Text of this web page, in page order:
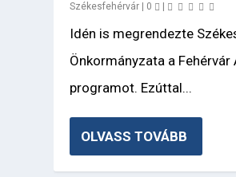
Székesfehérvár
0
Idén is megrendezte
Önkormányzata a
programot. Ezúttal...
OLVASS TOVÁBB